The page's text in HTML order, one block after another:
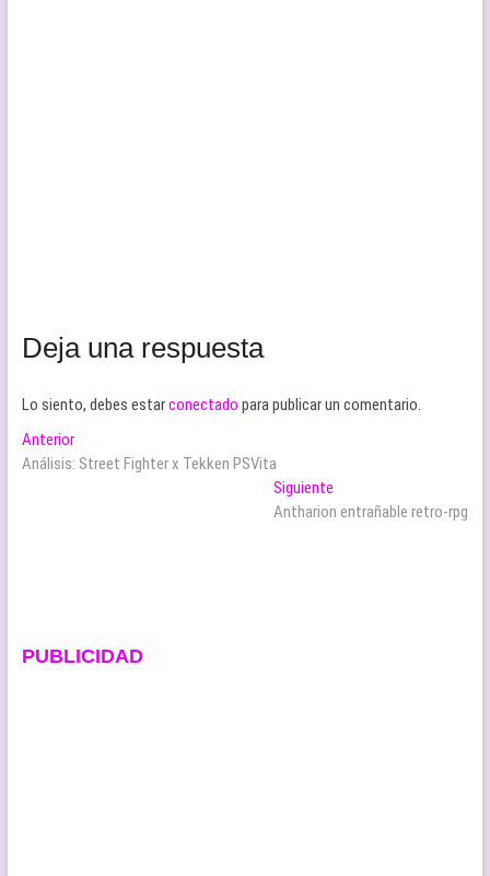
Deja una respuesta
Lo siento, debes estarconectado para publicar un comentario.
Navegación
de
AnteriorEntrada
anterior:
Análisis: Street Fighter x Tekken PSVita
Siguiente
siguiente:
Antharion entrañable retro-rpg
PUBLICIDAD